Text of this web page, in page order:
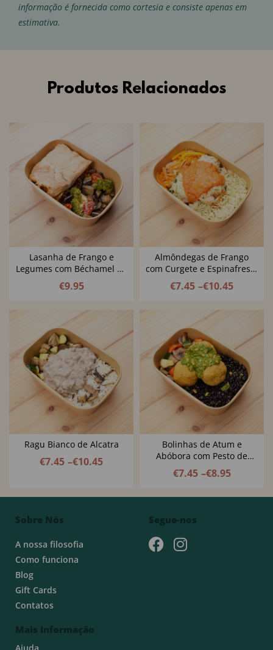
informação é fornecida como cortesia e consiste apenas em
estimativa.
Produtos Relacionados
Lasanha de Frango e
Legumes com Béchamel de
Couve Flor
€9.95
Almôndegas de Frango
com Curgete e Espinafres e
Molho Cremoso de Tomate
€7.45 –€10.45
Ragu Bianco de Alcatra
€7.45 –€10.45
Bolinhas de Atum e
Abóbora com Pesto de
Rúcula, Manjericão e
Pistachio
€7.45 –€8.95
Sobre Nós
A nossa filosofia
Como funciona
Blog
Gift Cards
Contatos
Mais Informação
Segue-nos